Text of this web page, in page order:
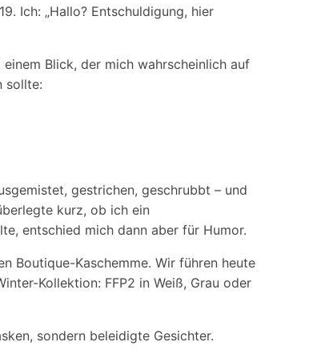
Ich: „Hallo? Entschuldigung, hier
Blick, der mich wahrscheinlich auf
sollte:
gestrichen, geschrubbt – und
kurz, ob ich ein
entschied mich dann aber für Humor.
Boutique-Kaschemme. Wir führen heute
Kollektion: FFP2 in Weiß, Grau oder
sondern beleidigte Gesichter.